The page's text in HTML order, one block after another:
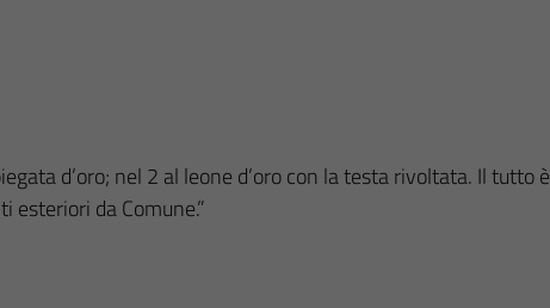
d’oro; nel 2 al leone d’oro con la testa rivoltata. Il tutto
esteriori da Comune.”